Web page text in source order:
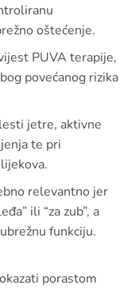
oštećenje.
PUVA terapije,
povećanog rizika
jetre, aktivne
te pri
relevantno jer
ili “za zub”, a
funkciju.
porastom